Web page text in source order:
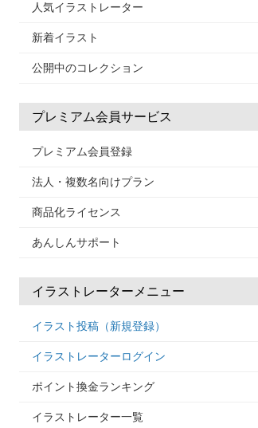
人気イラストレーター
新着イラスト
公開中のコレクション
プレミアム会員サービス
プレミアム会員登録
法人・複数名向けプラン
商品化ライセンス
あんしんサポート
イラストレーターメニュー
イラスト投稿（新規登録）
イラストレーターログイン
ポイント換金ランキング
イラストレーター一覧